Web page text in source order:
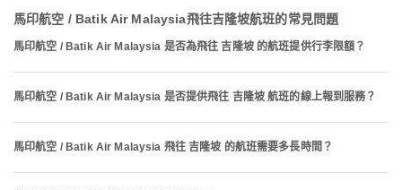
馬印航空 / Batik Air Malaysia飛往吉隆坡航班的常見問題
馬印航空 / Batik Air Malaysia 是否為飛往 吉隆坡 的航班提供行李限額？
馬印航空 / Batik Air Malaysia 是否提供飛往 吉隆坡 航班的線上報到服務？
馬印航空 / Batik Air Malaysia 飛往 吉隆坡 的航班需要多長時間？